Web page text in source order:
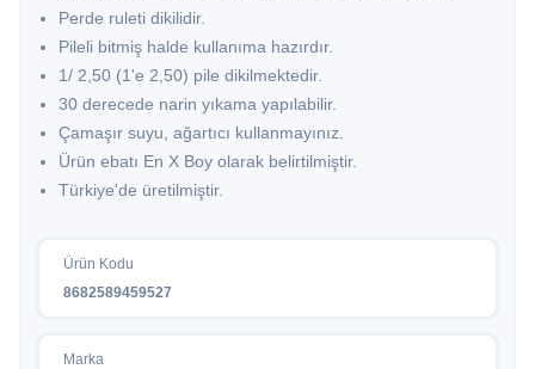
Perde ruleti dikilidir.
Pileli bitmiş halde kullanıma hazırdır.
1/ 2,50 (1'e 2,50) pile dikilmektedir.
30 derecede narin yıkama yapılabilir.
Çamaşır suyu, ağartıcı kullanmayınız.
Ürün ebatı En X Boy olarak belirtilmiştir.
Türkiye'de üretilmiştir.
Ürün Kodu
8682589459527
Marka